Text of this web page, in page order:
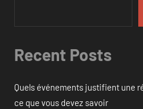
Recent Posts
Quels événements justifient une
ce que vous devez savoir